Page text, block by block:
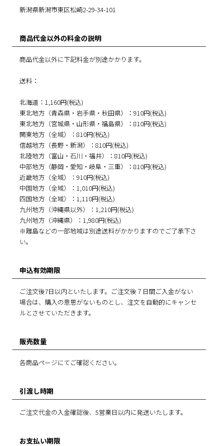
新潟県新潟市東区松崎2-29-34-101
商品代金以外の料金の説明
商品代金以外に下記料金が別途かかります。
送料：
北海道：1,160円(税込)
東北地方（青森県・岩手県・秋田県）：910円(税込)
東北地方（宮城県・山形県・福島県）：810円(税込)
関東地方（全域）：810円(税込)
信越地方（長野・新潟）：810円(税込)
北陸地方（富山・石川・福井）：810円(税込)
中部地方（静岡・愛知・岐阜・三重）：810円(税込)
近畿地方（全域）：910円(税込)
中国地方（全域）：1,010円(税込)
四国地方（全域）：1,110円(税込)
九州地方（沖縄県以外）：1,210円(税込)
九州地方（沖縄県）：1,980円(税込)
※離島などの一部地域は別途送料がかかりますのでご了承下さ
い。
申込有効期限
ご注文後7日以内といたします。ご注文後７日間ご入金がない
場合は、購入の意思がないものとし、注文を自動的にキャンセ
ルとさせていただきます。
販売数量
各商品ページにてご確認ください。
引渡し時期
ご注文代金の入金確認後、5営業日以内に発送いたします。
お支払い期限